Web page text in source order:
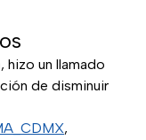
, hizo un llamado
de disminuir
,